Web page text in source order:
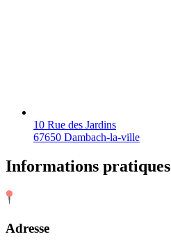
10 Rue des Jardins
67650 Dambach-la-ville
Informations pratiques
Adresse